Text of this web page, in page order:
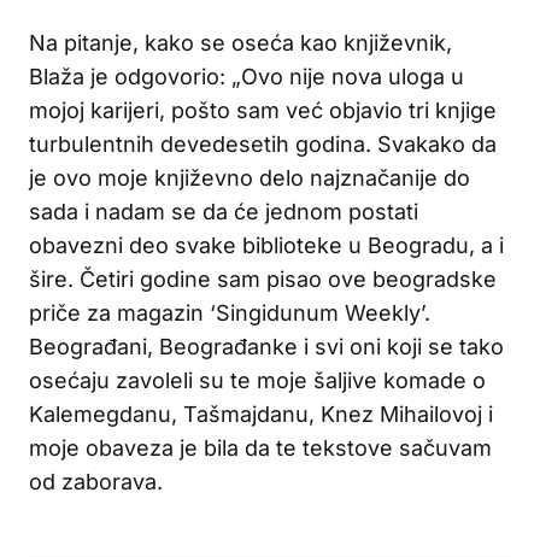
Na pitanje, kako se oseća kao književnik,
Blaža je odgovorio: „Ovo nije nova uloga u
mojoj karijeri, pošto sam već objavio tri knjige
turbulentnih devedesetih godina. Svakako da
je ovo moje književno delo najznačanije do
sada i nadam se da će jednom postati
obavezni deo svake biblioteke u Beogradu, a i
šire. Četiri godine sam pisao ove beogradske
priče za magazin ‘Singidunum Weekly’.
Beograđani, Beograđanke i svi oni koji se tako
osećaju zavoleli su te moje šaljive komade o
Kalemegdanu, Tašmajdanu, Knez Mihailovoj i
moje obaveza je bila da te tekstove sačuvam
od zaborava.